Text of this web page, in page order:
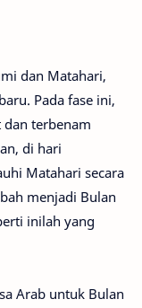
dan Matahari,
Pada fase ini,
terbenam
di hari
Matahari secara
menjadi Bulan
inilah yang
Arab untuk Bulan